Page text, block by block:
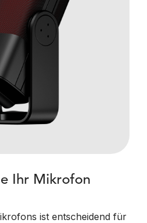
Ihr Mikrofon
ist entscheidend für